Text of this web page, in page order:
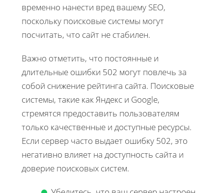
временно нанести вред вашему SEO,
поскольку поисковые системы могут
посчитать, что сайт не стабилен.
Важно отметить, что постоянные и
длительные ошибки 502 могут повлечь за
собой снижение рейтинга сайта. Поисковые
системы, такие как Яндекс и Google,
стремятся предоставить пользователям
только качественные и доступные ресурсы.
Если сервер часто выдает ошибку 502, это
негативно влияет на доступность сайта и
доверие поисковых систем.